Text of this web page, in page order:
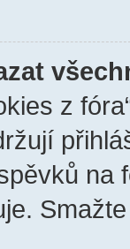
z
na